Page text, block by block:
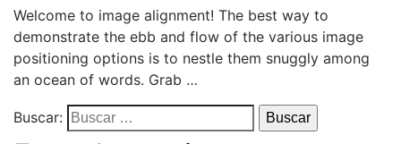
Welcome to image alignment! The best way to
demonstrate the ebb and flow of the various image
positioning options is to nestle them snuggly among
an ocean of words. Grab …
Buscar: